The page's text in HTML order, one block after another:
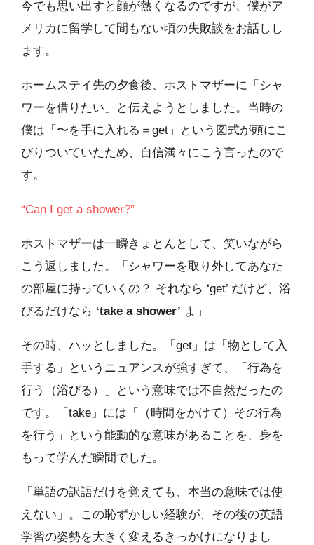
今でも思い出すと顔が熱くなるのですが、僕がア
メリカに留学して間もない頃の失敗談をお話しし
ます。
ホームステイ先の夕食後、ホストマザーに「シャ
ワーを借りたい」と伝えようとしました。当時の
僕は「〜を手に入れる＝get」という図式が頭にこ
びりついていたため、自信満々にこう言ったので
す。
“Can I get a shower?”
ホストマザーは一瞬きょとんとして、笑いながら
こう返しました。「シャワーを取り外してあなた
の部屋に持っていくの？ それなら ‘get’ だけど、浴
びるだけなら ‘take a shower’ よ」
その時、ハッとしました。「get」は「物として入
手する」というニュアンスが強すぎて、「行為を
行う（浴びる）」という意味では不自然だったの
です。「take」には「（時間をかけて）その行為
を行う」という能動的な意味があることを、身を
もって学んだ瞬間でした。
「単語の訳語だけを覚えても、本当の意味では使
えない」。この恥ずかしい経験が、その後の英語
学習の姿勢を大きく変えるきっかけになりまし